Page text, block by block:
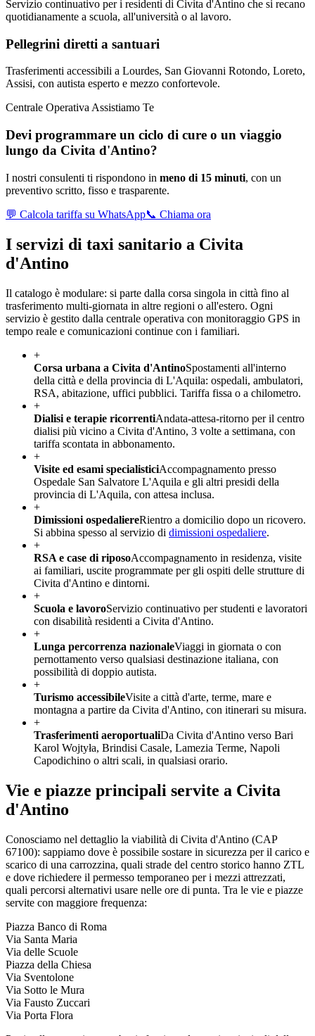
Servizio continuativo per i residenti di Civita d'Antino che si recano
quotidianamente a scuola, all'università o al lavoro.
Pellegrini diretti a santuari
Trasferimenti accessibili a Lourdes, San Giovanni Rotondo, Loreto,
Assisi, con autista esperto e mezzo confortevole.
Centrale Operativa Assistiamo Te
Devi programmare un ciclo di cure o un viaggio
lungo da Civita d'Antino?
I nostri consulenti ti rispondono in meno di 15 minuti, con un
preventivo scritto, fisso e trasparente.
💬 Calcola tariffa su WhatsApp📞 Chiama ora
I servizi di taxi sanitario a Civita
d'Antino
Il catalogo è modulare: si parte dalla corsa singola in città fino al
trasferimento multi-giornata in altre regioni o all'estero. Ogni
servizio è gestito dalla centrale operativa con monitoraggio GPS in
tempo reale e comunicazioni continue con i familiari.
+
Corsa urbana a Civita d'AntinoSpostamenti all'interno
della città e della provincia di L'Aquila: ospedali, ambulatori,
RSA, abitazione, uffici pubblici. Tariffa fissa o a chilometro.
+
Dialisi e terapie ricorrentiAndata-attesa-ritorno per il centro
dialisi più vicino a Civita d'Antino, 3 volte a settimana, con
tariffa scontata in abbonamento.
+
Visite ed esami specialisticiAccompagnamento presso
Ospedale San Salvatore L'Aquila e gli altri presidi della
provincia di L'Aquila, con attesa inclusa.
+
Dimissioni ospedaliereRientro a domicilio dopo un ricovero.
Si abbina spesso al servizio di dimissioni ospedaliere.
+
RSA e case di riposoAccompagnamento in residenza, visite
ai familiari, uscite programmate per gli ospiti delle strutture di
Civita d'Antino e dintorni.
+
Scuola e lavoroServizio continuativo per studenti e lavoratori
con disabilità residenti a Civita d'Antino.
+
Lunga percorrenza nazionaleViaggi in giornata o con
pernottamento verso qualsiasi destinazione italiana, con
possibilità di doppio autista.
+
Turismo accessibileVisite a città d'arte, terme, mare e
montagna a partire da Civita d'Antino, con itinerari su misura.
+
Trasferimenti aeroportualiDa Civita d'Antino verso Bari
Karol Wojtyła, Brindisi Casale, Lamezia Terme, Napoli
Capodichino o altri scali, in qualsiasi orario.
Vie e piazze principali servite a Civita
d'Antino
Conosciamo nel dettaglio la viabilità di Civita d'Antino (CAP
67100): sappiamo dove è possibile sostare in sicurezza per il carico e
scarico di una carrozzina, quali strade del centro storico hanno ZTL
e dove richiedere il permesso temporaneo per i mezzi attrezzati,
quali percorsi alternativi usare nelle ore di punta. Tra le vie e piazze
servite con maggiore frequenza:
Piazza Banco di Roma
Via Santa Maria
Via delle Scuole
Piazza della Chiesa
Via Sventolone
Via Sotto le Mura
Via Fausto Zuccari
Via Porta Flora